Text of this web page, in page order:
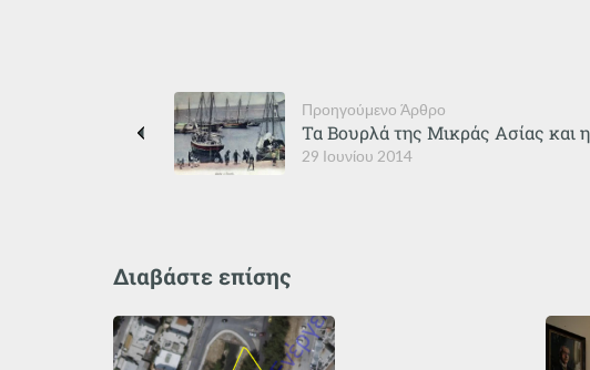
Προηγούμενο Άρθρο
29 Ιουνίου 2014
Τα Βουρλά της Μικράς Ασίας και
Διαβάστε επίσης